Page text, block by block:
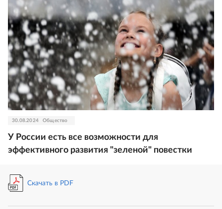
30.08.2024 Общество
У России есть все возможности для
эффективного развития "зеленой" повестки
Скачать в PDF